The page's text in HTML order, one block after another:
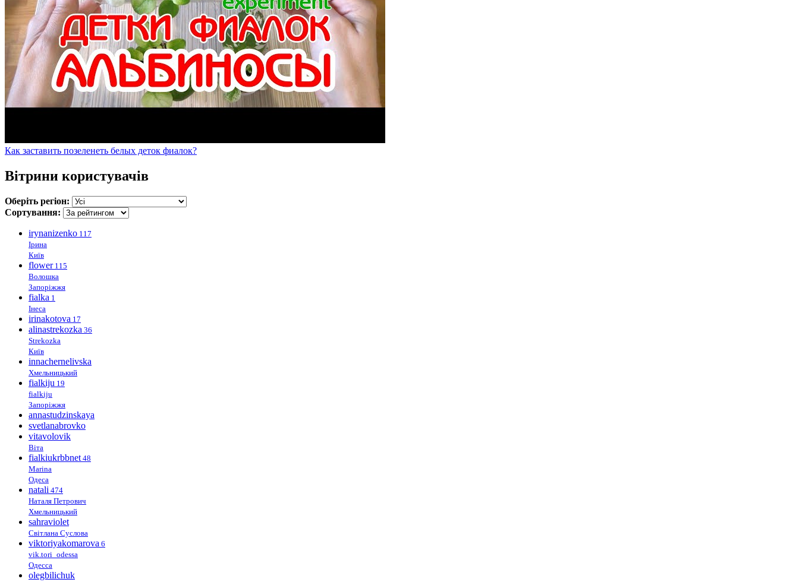
Как заставить позеленеть белых деток фиалок?
Вітрини користувачів
Оберіть регіон:
Сортування:
irynanizenko 117
Ірина
Київ
flower 115
Волошка
Запоріжжя
fialka 1
Інеса
irinakotova 17
alinastrekozka 36
Strekozka
Київ
innachernelivska
Хмельницький
fialkiju 19
fialkiju
Запоріжжя
annastudzinskaya
svetlanabrovko
vitavolovik
Віта
fialkiukrbbnet 48
Marina
Одеса
natali 474
Наталя Петрович
Хмельницький
sahraviolet
Світлана Суслова
viktoriyakomarova 6
vik.tori_odessa
Одесса
olegbilichuk